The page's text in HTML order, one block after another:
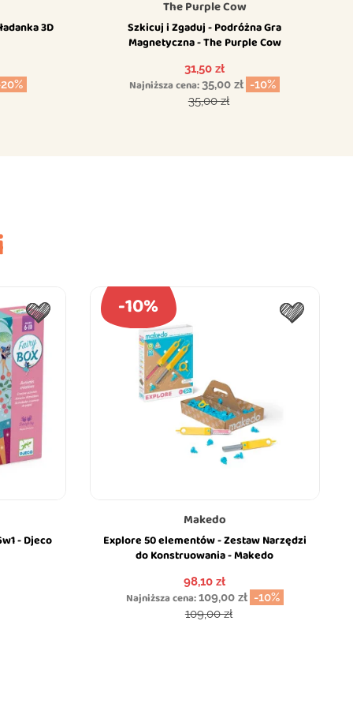
3D
The Purple Cow
Szkicuj i Zgaduj - Podróżna Gra
Magnetyczna - The Purple Cow
Cena
31,50 zł
Najniższa cena:35,00 zł -10%
Cena podstawowa
35,00 zł
- Djeco
Makedo
Explore 50 elementów - Zestaw Narzędzi
do Konstruowania - Makedo
Cena
98,10 zł
Najniższa cena:109,00 zł -10%
Cena podstawowa
109,00 zł
-10%